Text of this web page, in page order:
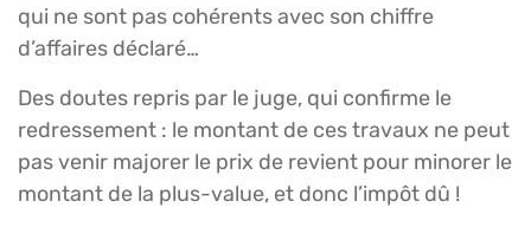
qui ne sont pas cohérents avec son chiffre
d’affaires déclaré…
Des doutes repris par le juge, qui confirme le
redressement : le montant de ces travaux ne peut
pas venir majorer le prix de revient pour minorer le
montant de la plus-value, et donc l’impôt dû !